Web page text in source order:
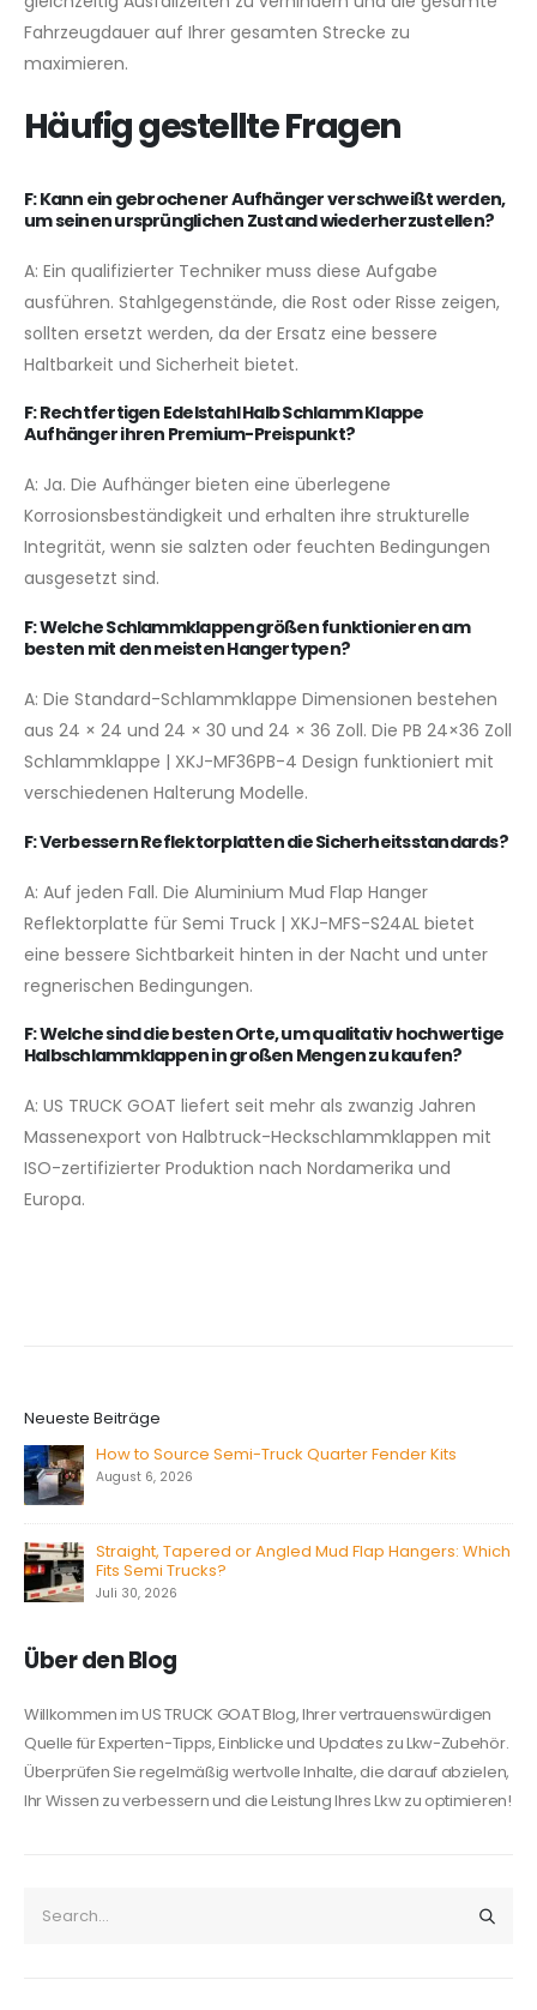
Fahrzeugdauer auf Ihrer gesamten Strecke zu
maximieren.
Häufig gestellte Fragen
F: Kann ein gebrochener Aufhänger verschweißt werden,
um seinen ursprünglichen Zustand wiederherzustellen?
A: Ein qualifizierter Techniker muss diese Aufgabe
ausführen. Stahlgegenstände, die Rost oder Risse zeigen,
sollten ersetzt werden, da der Ersatz eine bessere
Haltbarkeit und Sicherheit bietet.
F: Rechtfertigen Edelstahl Halb Schlamm Klappe
Aufhänger ihren Premium-Preispunkt?
A: Ja. Die Aufhänger bieten eine überlegene
Korrosionsbeständigkeit und erhalten ihre strukturelle
Integrität, wenn sie salzten oder feuchten Bedingungen
ausgesetzt sind.
F: Welche Schlammklappengrößen funktionieren am
besten mit den meisten Hangertypen?
A: Die Standard-Schlammklappe Dimensionen bestehen
aus 24 × 24 und 24 × 30 und 24 × 36 Zoll. Die PB 24×36 Zoll
Schlammklappe | XKJ-MF36PB-4 Design funktioniert mit
verschiedenen Halterung Modelle.
F: Verbessern Reflektorplatten die Sicherheitsstandards?
A: Auf jeden Fall. Die Aluminium Mud Flap Hanger
Reflektorplatte für Semi Truck | XKJ-MFS-S24AL bietet
eine bessere Sichtbarkeit hinten in der Nacht und unter
regnerischen Bedingungen.
F: Welche sind die besten Orte, um qualitativ hochwertige
Halbschlammklappen in großen Mengen zu kaufen?
A: US TRUCK GOAT liefert seit mehr als zwanzig Jahren
Massenexport von Halbtruck-Heckschlammklappen mit
ISO-zertifizierter Produktion nach Nordamerika und
Europa.
Neueste Beiträge
How to Source Semi-Truck Quarter Fender Kits
August 6, 2026
Straight, Tapered or Angled Mud Flap Hangers: Which
Fits Semi Trucks?
Juli 30, 2026
Über den Blog
Willkommen im US TRUCK GOAT Blog, Ihrer vertrauenswürdigen
Quelle für Experten-Tipps, Einblicke und Updates zu Lkw-Zubehör.
Überprüfen Sie regelmäßig wertvolle Inhalte, die darauf abzielen,
Ihr Wissen zu verbessern und die Leistung Ihres Lkw zu optimieren!